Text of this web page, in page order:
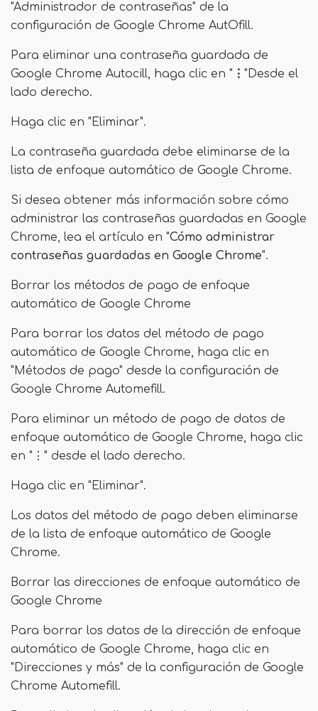
"Administrador de contraseñas" de la
configuración de Google Chrome AutOfill.
Para eliminar una contraseña guardada de
Google Chrome Autocill, haga clic en " ⋮ "Desde el
lado derecho.
Haga clic en "Eliminar".
La contraseña guardada debe eliminarse de la
lista de enfoque automático de Google Chrome.
Si desea obtener más información sobre cómo
administrar las contraseñas guardadas en Google
Chrome, lea el artículo en "Cómo administrar
contraseñas guardadas en Google Chrome".
Borrar los métodos de pago de enfoque
automático de Google Chrome
Para borrar los datos del método de pago
automático de Google Chrome, haga clic en
"Métodos de pago" desde la configuración de
Google Chrome Automefill.
Para eliminar un método de pago de datos de
enfoque automático de Google Chrome, haga clic
en "⋮" desde el lado derecho.
Haga clic en "Eliminar".
Los datos del método de pago deben eliminarse
de la lista de enfoque automático de Google
Chrome.
Borrar las direcciones de enfoque automático de
Google Chrome
Para borrar los datos de la dirección de enfoque
automático de Google Chrome, haga clic en
"Direcciones y más" de la configuración de Google
Chrome Automefill.